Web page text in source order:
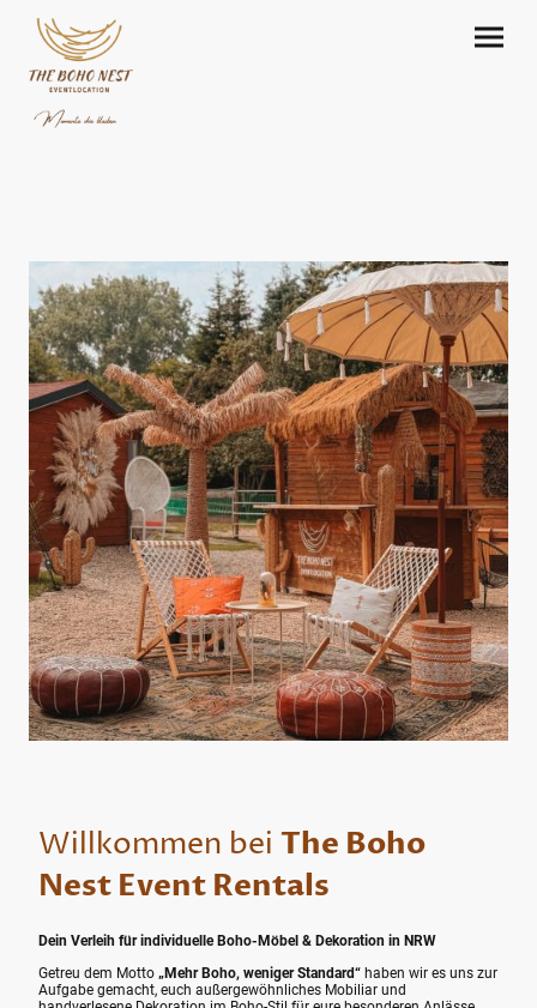
Willkommen bei The Boho
Nest Event Rentals
Dein Verleih für individuelle Boho-Möbel & Dekoration in NRW
Getreu dem Motto „Mehr Boho, weniger Standard“ haben wir es uns zur
Aufgabe gemacht, euch außergewöhnliches Mobiliar und